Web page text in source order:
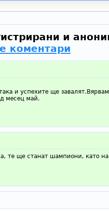
и
коментари
и успехите ще
месец май.
те ще станат шампиони, като